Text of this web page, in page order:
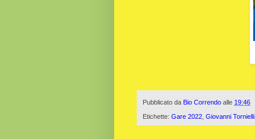
Pubblicato da Bio Correndo alle 19:46
Etichette: Gare 2022 Giovanni Tornielli